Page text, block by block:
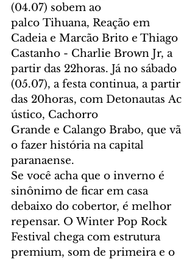
(04.07) sobem ao
palco Tihuana, Reação em
Cadeia e Marcão Brito e Thiago
Castanho - Charlie Brown Jr, a
partir das 22horas. Já no sábado
(05.07), a festa continua, a partir
das 20horas, com Detonautas Ac
ústico, Cachorro
Grande e Calango Brabo, que vã
o fazer história na capital
paranaense.
Se você acha que o inverno é
sinônimo de ficar em casa
debaixo do cobertor, é melhor
repensar. O Winter Pop Rock
Festival chega com estrutura
premium, som de primeira e o